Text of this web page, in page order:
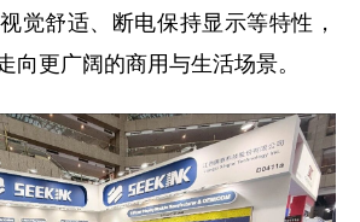
觉舒适、断电保持显示等特性，
向更广阔的商用与生活场景。